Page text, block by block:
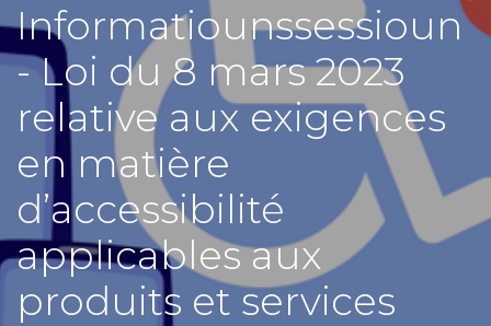
Informatiounssessioun
- Loi du 8 mars 2023
relative aux exigences
en matière
d’accessibilité
applicables aux
produits et services